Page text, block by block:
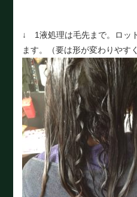
↓ 1液処理は毛先まで。ロッ
ます。（要は形が変わりやす